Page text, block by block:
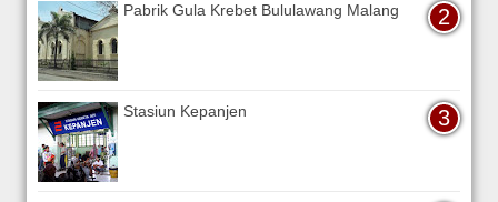
Pabrik Gula Krebet Bululawang Malang
Stasiun Kepanjen